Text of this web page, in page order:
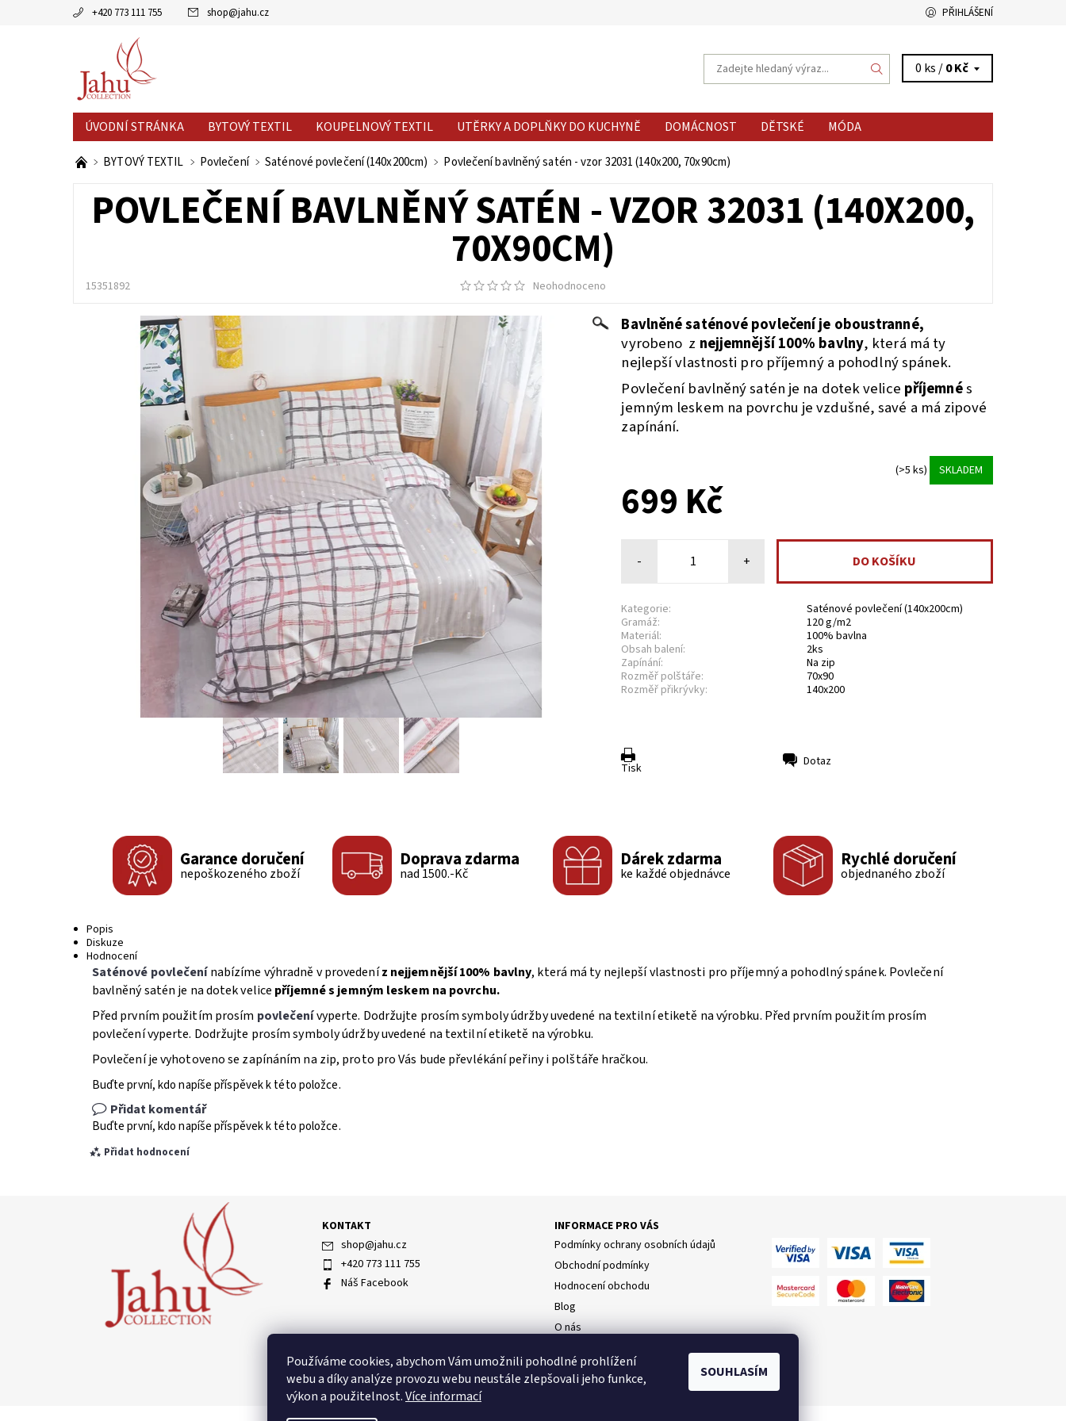
+420 773 111 755 shop@jahu.cz PŘIHLÁŠENÍ
0 ks /0 Kč
ÚVODNÍ STRÁNKA BYTOVÝ TEXTIL KOUPELNOVÝ TEXTIL UTĚRKY A DOPLŇKY DO KUCHYNĚ DOMÁCNOST DĚTSKÉ
MÓDA
AKCE MĚSÍCE
VÝPRODEJ %
BYTOVÝ TEXTIL Povlečení Saténové povlečení (140x200cm) Povlečení bavlněný satén - vzor 32031 (140x200, 70x90cm)
POVLEČENÍ BAVLNĚNÝ SATÉN - VZOR 32031 (140X200,
70X90CM)
15351892 Neohodnoceno
Bavlněné saténové povlečení je oboustranné,
vyrobeno z nejjemnější 100% bavlny, která má ty
nejlepší vlastnosti pro příjemný a pohodlný spánek.
Povlečení bavlněný satén je na dotek velice příjemnés
jemným leskem na povrchu je vzdušné, savé a má zipové
zapínání.
(>5 ks) SKLADEM
699 Kč
- +
Kategorie:
Saténové povlečení (140x200cm)
Gramáž:
120 g/m2
Materiál:
100% bavlna
Obsah balení:
2ks
Zapínání:
Na zip
Rozměř polštáře:
70x90
Rozměř přikrývky:
140x200
Tisk Dotaz
Garance doručení
nepoškozeného zboží
Doprava zdarma
nad 1500.-Kč
Dárek zdarma
ke každé objednávce
Rychlé doručení
objednaného zboží
Popis
Diskuze
Hodnocení
Saténové povlečenínabízíme výhradně v provedeníz nejjemnější 100% bavlny, která má ty nejlepší vlastnosti pro příjemný a pohodlný spánek. Povlečení
bavlněný satén je na dotek velice příjemné s jemným leskem na povrchu.
Před prvním použitím prosím povlečenívyperte. Dodržujte prosím symboly údržby uvedené na textilní etiketě na výrobku. Před prvním použitím prosím
povlečení vyperte. Dodržujte prosím symboly údržby uvedené na textilní etiketě na výrobku.
Povlečení je vyhotoveno se zapínáním na zip, proto pro Vás bude převlékání peřiny i polštáře hračkou.
Buďte první, kdo napíše příspěvek k této položce.
Přidat komentář
Buďte první, kdo napíše příspěvek k této položce.
Přidat hodnocení
podmínkami ochrany osobních údajů
KONTAKT
shop@jahu.cz
+420 773 111 755
Náš Facebook
INFORMACE PRO VÁS
Podmínky ochrany osobních údajů
Obchodní podmínky
Hodnocení obchodu
Blog
O nás
Napište nám
Používáme cookies, abychom Vám umožnili pohodlné prohlížení
webu a díky analýze provozu webu neustále zlepšovali jeho funkce,
výkon a použitelnost.Více informací
SOUHLASÍM